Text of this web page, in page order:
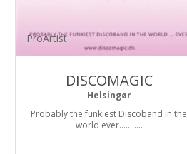
ProArtist
DISCOMAGIC
Helsingør
Probably the funkiest Discoband in the
world ever...........